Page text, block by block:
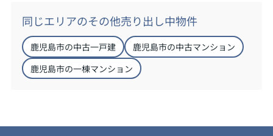
同じエリアのその他売り出し中物件
鹿児島市の中古一戸建
鹿児島市の中古マンション
鹿児島市の一棟マンション